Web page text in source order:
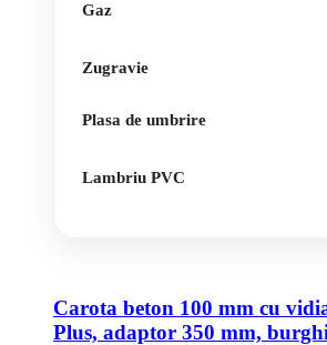
Gaz
Zugravie
Plasa de umbrire
Lambriu PVC
Carota beton 100 mm cu
Plus, adaptor 350 mm,